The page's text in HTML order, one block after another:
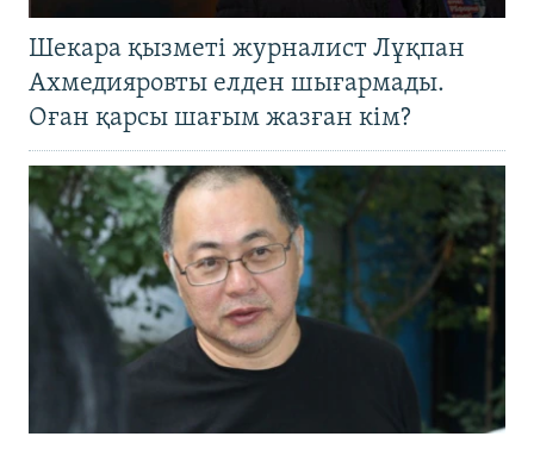
Шекара қызметі журналист Лұқпан
Ахмедияровты елден шығармады.
Оған қарсы шағым жазған кім?